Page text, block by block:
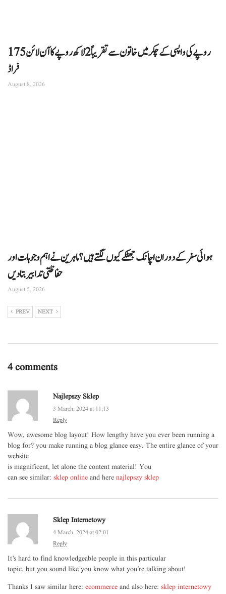
175 روپے کی واپسی کے چکر میں خاتون سے تقریباً 2 لاکھ روپے کا آن لائن
فراڈ
August 8, 2026
ہوائی سفر کے دوران اچانک جھٹکے کیوں لگتے ہیں؟ ماہرین نے اہم وجوہات اور
حفاظتی تدابیر بتا دیں
August 5, 2026
PREV NEXT
4 comments
Najlepszy Sklep
3 March, 2024 at 11:13
Reply
Wow, awesome blog layout! How lengthy have you ever been running a
blog for? you make running a blog glance easy. The entire glance of your
website
is magnificent, let alone the content material! You
can see similar: sklep online and here najlepszy sklep
Sklep Internetowy
4 March, 2024 at 02:01
Reply
It’s hard to find knowledgeable people in this particular
topic, but you sound like you know what you’re talking about!
Thanks I saw similar here: ecommerce and also here: sklep internetowy